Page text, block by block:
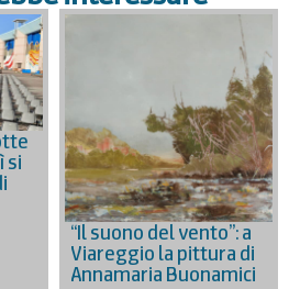
si
“Il suono del vento”: a
Viareggio la pittura di
Annamaria Buonamici